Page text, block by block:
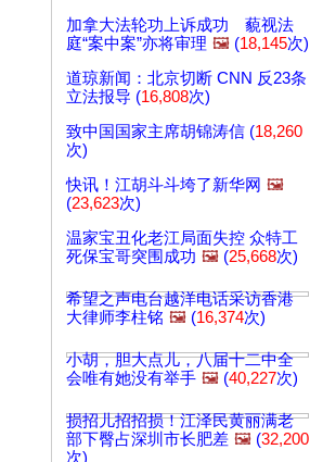
加拿大法轮功上诉成功 藐视法
庭“案中案”亦将审理 🖼️ (18,145次)
道琼新闻：北京切断 CNN 反23条
立法报导 (16,808次)
致中国国家主席胡锦涛信 (18,260
次)
快讯！江胡斗斗垮了新华网 🖼️
(23,623次)
温家宝丑化老江局面失控 众特工
死保宝哥突围成功 🖼️ (25,668次)
希望之声电台越洋电话采访香港
大律师李柱铭 🖼️ (16,374次)
小胡，胆大点儿，八届十二中全
会唯有她没有举手 🖼️ (40,227次)
损招儿招招损！江泽民黄丽满老
部下臀占深圳市长肥差 🖼️ (32,200
次)